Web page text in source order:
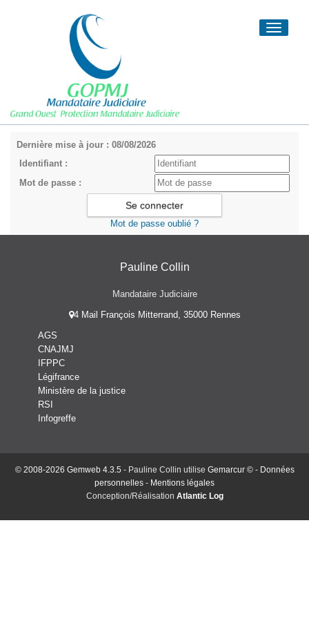
Toggle
Dernière mise à jour : 08/08/2026
Identifiant :
Mot de passe :
Mot de passe oublié ?
Pauline Collin
Mandataire Judiciaire
4 Mail François Mitterrand, 35000 Rennes
AGS
CNAJMJ
IFPPC
Légifrance
Ministère de la justice
RSI
Infogreffe
© 2008-2026 Gemweb 4.3.5 - Pauline Collin utilise Gemarcur ©- Données
personnelles - Mentions légales
Conception/Réalisation Atlantic Log